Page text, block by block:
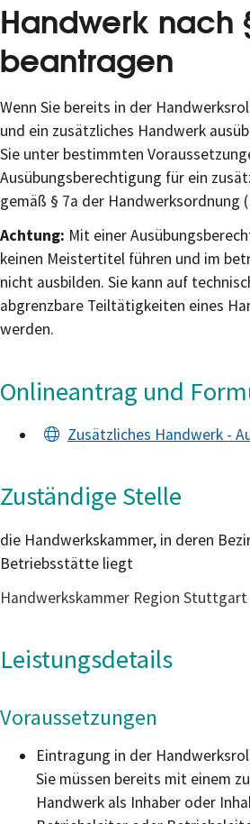
Handwerk nach
beantragen
Wenn Sie bereits in der
und ein zusätzliches Handwerk
Sie unter bestimmten
Ausübungsberechtigung für ein
gemäß § 7a der Handwerksordnung
Achtung: Mit einer
keinen Meistertitel führen und im
nicht ausbilden. Sie kann auf
abgrenzbare Teiltätigkeiten eines
werden.
Onlineantrag und
Zusätzliches Handwerk -
Zuständige Stelle
die Handwerkskammer, in deren
Betriebsstätte liegt
Handwerkskammer Region Stuttgart
Leistungsdetails
Voraussetzungen
Eintragung in der
Sie müssen bereits mit einem
Handwerk als Inhaber oder